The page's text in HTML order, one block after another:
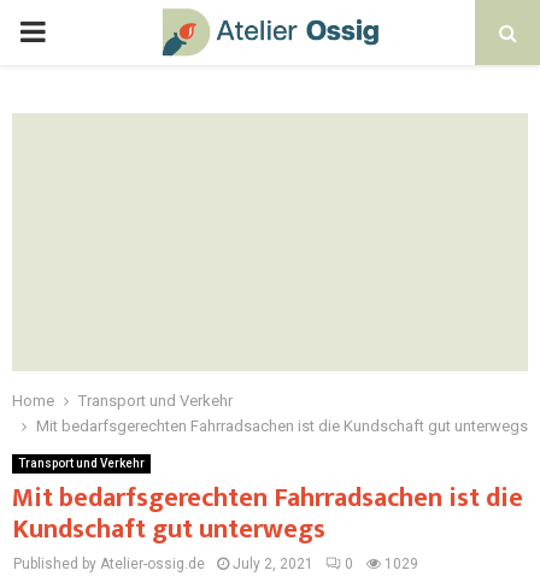
Home
Transport und Verkehr
Mit bedarfsgerechten Fahrradsachen ist die Kundschaft gut unterwegs
Transport und Verkehr
Mit bedarfsgerechten Fahrradsachen ist die
Kundschaft gut unterwegs
Published by Atelier-ossig.de July 2, 2021 0 1029